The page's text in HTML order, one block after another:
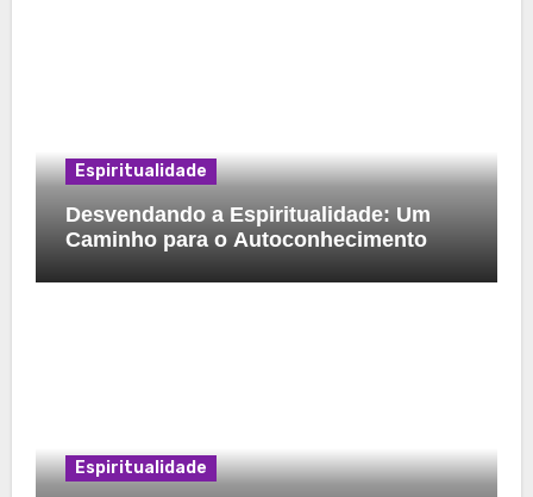
Espiritualidade
Desvendando a Espiritualidade: Um
Caminho para o Autoconhecimento
Espiritualidade